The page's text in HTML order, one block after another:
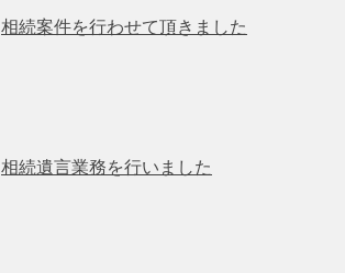
相続案件を行わせて頂きました
相続遺言業務を行いました